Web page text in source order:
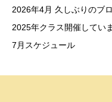
2026年4月 久しぶりのブ
2025年クラス開催してい
7月スケジュール